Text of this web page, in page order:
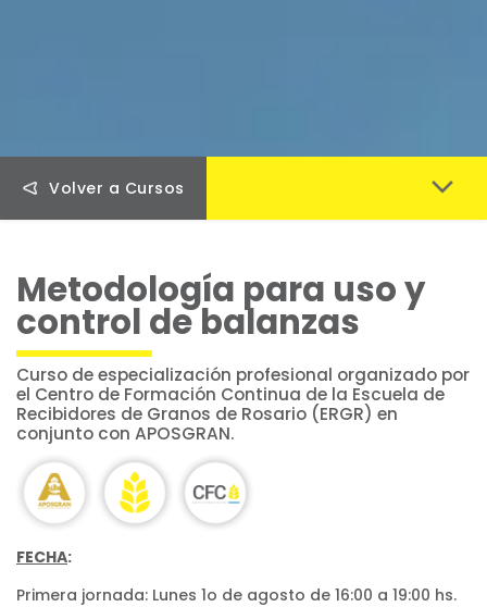
Volver a Cursos
Metodología para uso y
control de balanzas
Curso de especialización profesional organizado por
el Centro de Formación Continua de la Escuela de
Recibidores de Granos de Rosario (ERGR) en
conjunto con APOSGRAN.
FECHA:
Primera jornada: Lunes 1o de agosto de 16:00 a 19:00 hs.